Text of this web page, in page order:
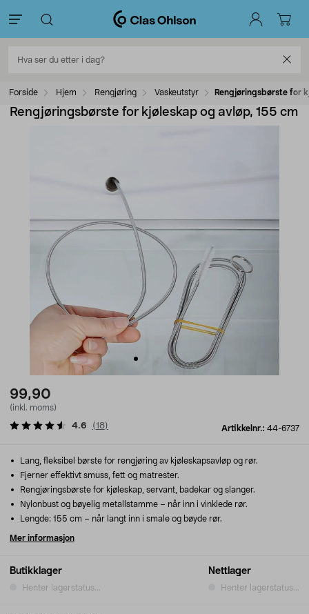
Forside Hjem Rengjøring Vaskeutstyr Rengjøringsbørste for
Rengjøringsbørste for kjøleskap og avløp, 155 cm
99,90
(inkl. moms)
Artikkelnr.: 44-6737
4.6 (18)
Butikklager
Henter lagerstatus...
Nettlager
Henter lagerstatus...
Lang, fleksibel børste for rengjøring av kjøleskapsavløp og rør.
Fjerner effektivt smuss, fett og matrester.
Rengjøringsbørste for kjøleskap, servant, badekar og slanger.
Nylonbust og bøyelig metallstamme – når inn i vinklede rør.
Lengde: 155 cm – når langt inn i smale og bøyde rør.
Mer informasjon